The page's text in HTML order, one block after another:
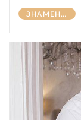
ЗНАМЕНИТОСТИ